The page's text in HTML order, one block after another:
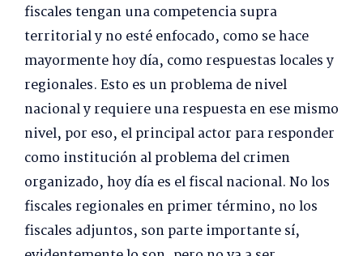
fiscales tengan una competencia supra
territorial y no esté enfocado, como se hace
mayormente hoy día, como respuestas locales y
regionales. Esto es un problema de nivel
nacional y requiere una respuesta en ese mismo
nivel, por eso, el principal actor para responder
como institución al problema del crimen
organizado, hoy día es el fiscal nacional. No los
fiscales regionales en primer término, no los
fiscales adjuntos, son parte importante sí,